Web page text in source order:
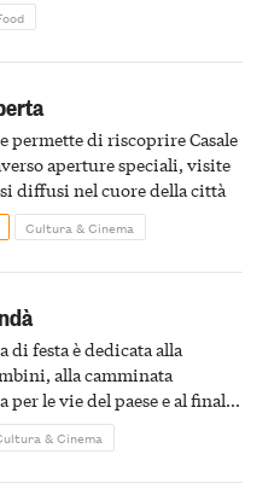
permette di riscoprire Casale
aperture speciali, visite
diffusi nel cuore della città
Cultura & Cinema
festa è dedicata alla
alla camminata
per le vie del paese e al finale
& Cinema